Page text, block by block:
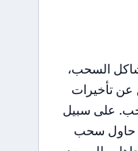
السحب،
عن تأخيرات
على سبيل
حاول سحب